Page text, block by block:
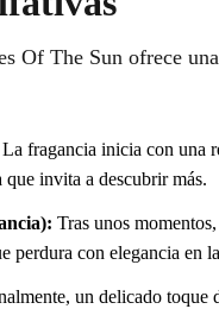
Of The Sun ofrece
La fragancia inicia con una
invita a descubrir más.
Tras unos
perdura con elegancia en
un delicado toque